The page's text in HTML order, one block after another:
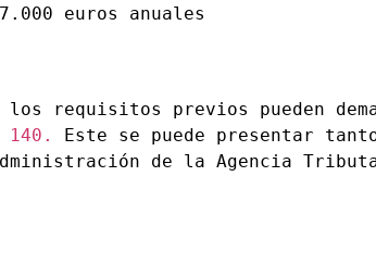
requisitos previos pueden
140.
Este se puede presentar
de la Agencia